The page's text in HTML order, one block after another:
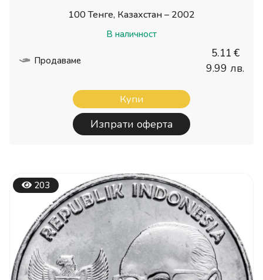
100 Тенге, Казахстан – 2002
В наличност
Продаваме
5.11 €
9.99 лв.
Купи
Изпрати оферта
203